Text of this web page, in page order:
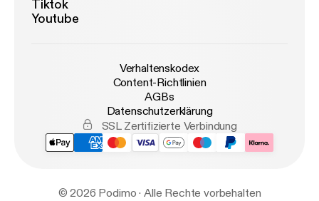
Tiktok
Youtube
Verhaltenskodex
Content-Richtlinien
AGBs
Datenschutzerklärung
SSL Zertifizierte Verbindung
© 2026 Podimo · Alle Rechte vorbehalten